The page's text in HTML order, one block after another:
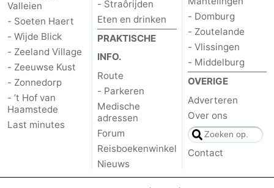
Natuur
Hollands
Duin
-
Noordwijk
Katwijk
Scheveningen
-
Den
-
Valleien
- Soeten Haert
- Wijde Blick
- Zeeland Village
- Zeeuwse Kust
- Zonnedorp
- ’t Hof van
Haamstede
Last minutes
- Straôrijden
Eten en drinken
PRAKTISCHE
INFO.
Route
- Parkeren
Medische
adressen
Forum
Reisboekenwinkel
Nieuws
- Domburg
- Zoutelande
- Vlissingen
- Middelburg
OVERIGE
Adverteren
Over ons
Contact